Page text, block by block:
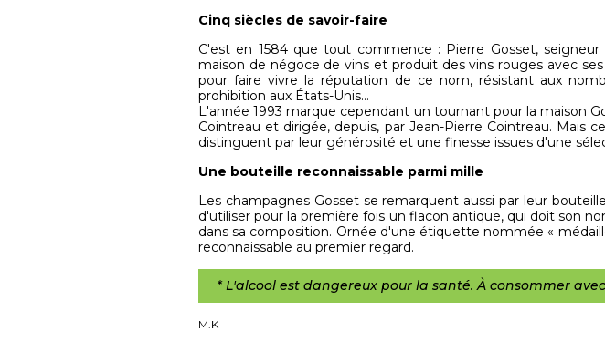
Cinq siècles de savoir-faire
C'est en 1584 que tout commence : Pierre Gosset,
maison de négoce de vins et produit des vins rouges avec
pour faire vivre la réputation de ce nom, résistant aux
prohibition aux États-Unis…
L'année 1993 marque cependant un tournant pour la maison
Cointreau et dirigée, depuis, par Jean-Pierre Cointreau. Mais
distinguent par leur générosité et une finesse issues d'une
Une bouteille reconnaissable parmi mille
Les champagnes Gosset se remarquent aussi par leur
d'utiliser pour la première fois un flacon antique, qui doit son
dans sa composition. Ornée d'une étiquette nommée «
reconnaissable au premier regard.
* L'alcool est dangereux pour la santé. À consommer
M.K